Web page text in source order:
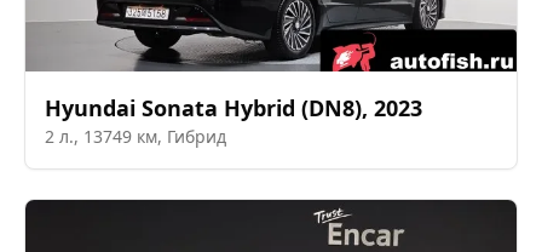
Hyundai Sonata Hybrid (DN8), 2023
2 л., 13749 км, Гибрид